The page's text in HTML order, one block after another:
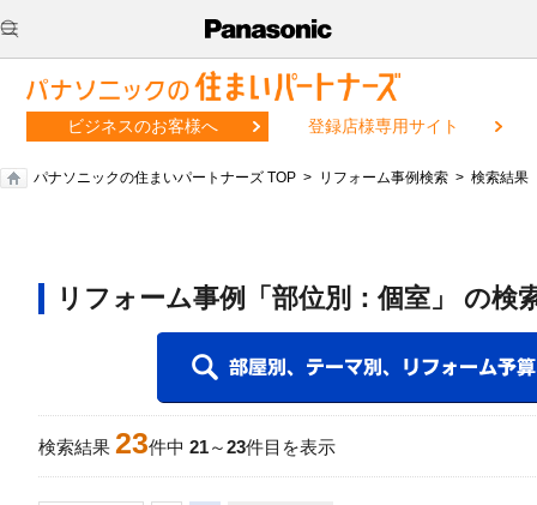
ビジネスのお客様へ 登録店様専用サイト
パナソニックの住まいパートナーズ TOP リフォーム事例検索 検索結果
リフォーム事例「部位別：個室」 の検
検索結果 23件中 21～23件目を表示